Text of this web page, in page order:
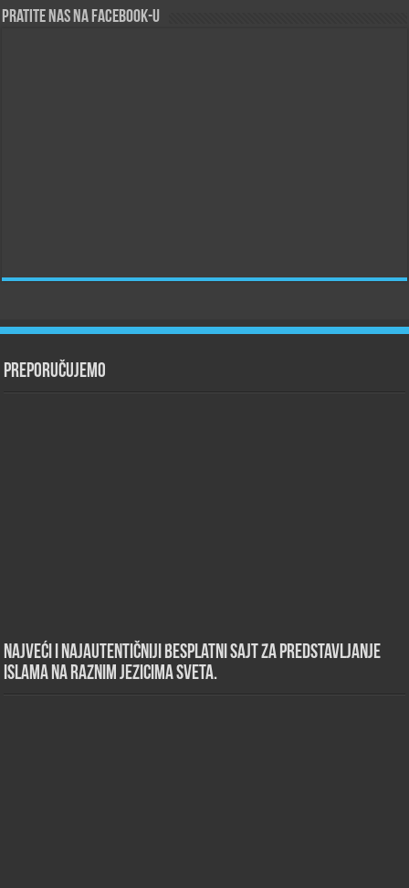
Pratite nas na Facebook-u
Preporučujemo
Najveći i najautentičniji besplatni sajt za predstavljanje
islama na raznim jezicima sveta.